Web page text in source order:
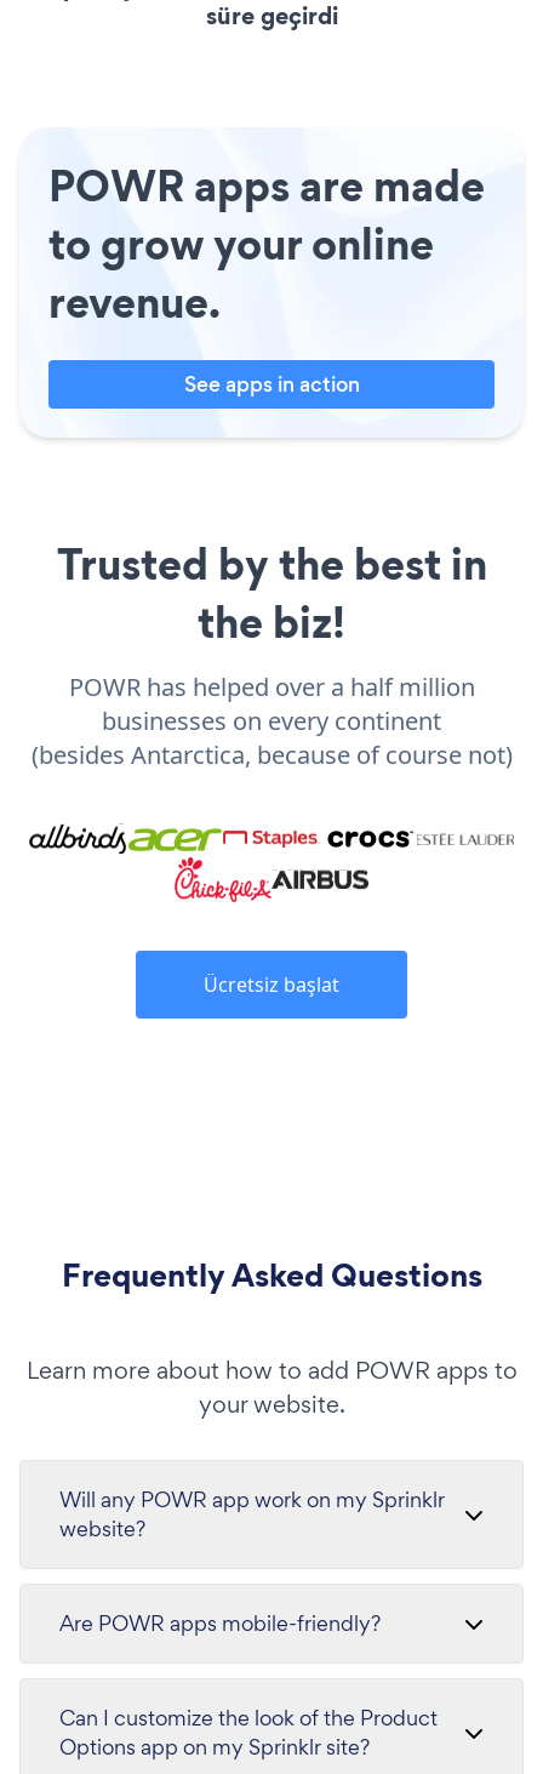
süre geçirdi
POWR apps are made
to grow your online
revenue.
See apps in action
Trusted by the best in
the biz!
POWR has helped over a half million
businesses on every continent
(besides Antarctica, because of course not)
Ücretsiz başlat
Frequently Asked Questions
Learn more about how to add POWR apps to
your website.
Will any POWR app work on my Sprinklr
website?
Are POWR apps mobile-friendly?
Can I customize the look of the Product
Options app on my Sprinklr site?